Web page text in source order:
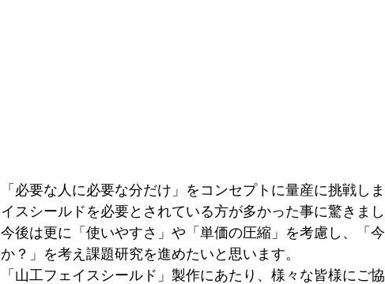
「必要な人に必要な分だけ」をコンセプトに量産に挑戦し
イスシールドを必要とされている方が多かった事に驚きまし
今後は更に「使いやすさ」や「単価の圧縮」を考慮し、「
か？」を考え課題研究を進めたいと思います。
「山工フェイスシールド」製作にあたり、様々な皆様にご